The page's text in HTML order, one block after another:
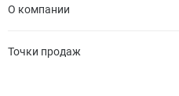
О компании
Точки продаж